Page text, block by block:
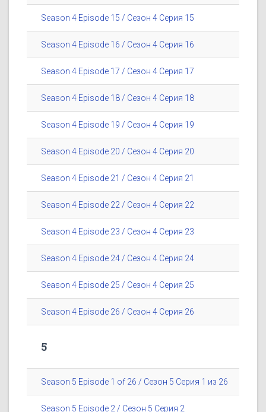
Season 4 Episode 15 / Сезон 4 Серия 15
Season 4 Episode 16 / Сезон 4 Серия 16
Season 4 Episode 17 / Сезон 4 Серия 17
Season 4 Episode 18 / Сезон 4 Серия 18
Season 4 Episode 19 / Сезон 4 Серия 19
Season 4 Episode 20 / Сезон 4 Серия 20
Season 4 Episode 21 / Сезон 4 Серия 21
Season 4 Episode 22 / Сезон 4 Серия 22
Season 4 Episode 23 / Сезон 4 Серия 23
Season 4 Episode 24 / Сезон 4 Серия 24
Season 4 Episode 25 / Сезон 4 Серия 25
Season 4 Episode 26 / Сезон 4 Серия 26
5
Season 5 Episode 1 of 26 / Сезон 5 Серия 1 из 26
Season 5 Episode 2 / Сезон 5 Серия 2